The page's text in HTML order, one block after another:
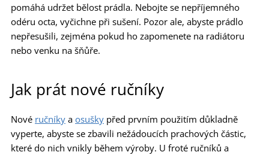
pomáhá udržet bělost prádla. Nebojte se nepříjemného
odéru octa, vyčichne při sušení. Pozor ale, abyste prádlo
nepřesušili, zejména pokud ho zapomenete na radiátoru
nebo venku na šňůře.
Jak prát nové ručníky
Nové ručníky a osušky před prvním použitím důkladně
vyperte, abyste se zbavili nežádoucích prachových částic,
které do nich vnikly během výroby. U froté ručníků a